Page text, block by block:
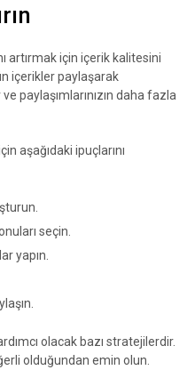
artırmak için içerik kalitesini
içerikler paylaşarak
paylaşımlarınızın daha fazla
aşağıdaki ipuçlarını
seçin.
yapın.
olacak bazı stratejilerdir.
olduğundan emin olun.